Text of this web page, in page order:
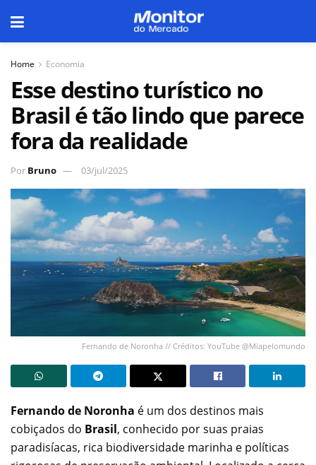
Home Economia
Esse destino turístico no
Brasil é tão lindo que parece
fora da realidade
Por Bruno 03/jul/2025
Fernando de Noronha // Créditos: YouTube @Miapelomundo
Fernando de Noronha é um dos destinos mais
cobiçados do Brasil, conhecido por suas praias
paradisíacas, rica biodiversidade marinha e políticas